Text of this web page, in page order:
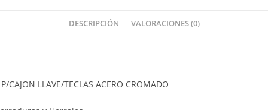
DESCRIPCIÓN VALORACIONES (0)
CAJON LLAVE/TECLAS ACERO CROMADO